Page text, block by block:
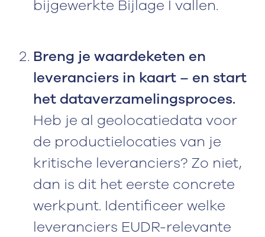
bijgewerkte Bijlage I vallen.
Breng je waardeketen en
leveranciers in kaart – en start
het dataverzamelingsproces.
Heb je al geolocatiedata voor
de productielocaties van je
kritische leveranciers? Zo niet,
dan is dit het eerste concrete
werkpunt. Identificeer welke
leveranciers EUDR-relevante